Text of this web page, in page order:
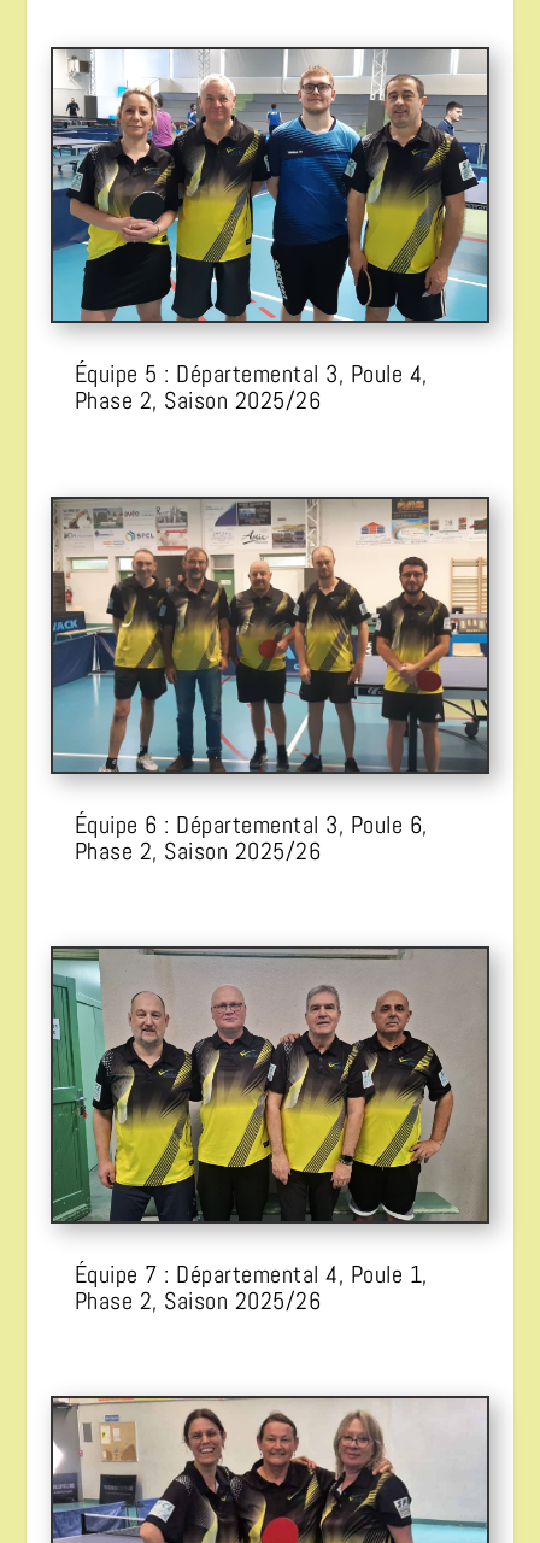
Équipe 5 : Départemental 3, Poule 4,
Phase 2, Saison 2025/26
Équipe 6 : Départemental 3, Poule 6,
Phase 2, Saison 2025/26
Équipe 7 : Départemental 4, Poule 1,
Phase 2, Saison 2025/26